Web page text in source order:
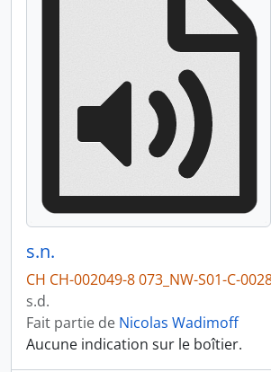
s.n.
CH CH-002049-8 073_NW-S01-C-
s.d.
Fait partie de Nicolas Wadimoff
Aucune indication sur le boîtier.